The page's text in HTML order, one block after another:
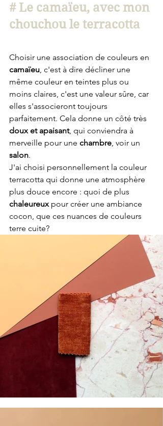
# Le camaïeu, avec mon
chouchou le terracotta
Choisir une association de couleurs en
camaïeu, c'est à dire décliner une
même couleur en teintes plus ou
moins claires, c'est une valeur sûre, car
elles s'associeront toujours
parfaitement. Cela donne un côté très
doux et apaisant, qui conviendra à
merveille pour une chambre, voir un
salon.
J'ai choisi personnellement la couleur
terracotta qui donne une atmosphère
plus douce encore : quoi de plus
chaleureux pour créer une ambiance
cocon, que ces nuances de couleurs
terre cuite?